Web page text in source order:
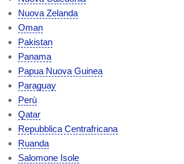
Nuova Zelanda
Oman
Pakistan
Panama
Papua Nuova Guinea
Paraguay
Perù
Qatar
Repubblica Centrafricana
Ruanda
Salomone Isole